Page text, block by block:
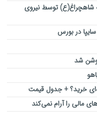
توسط نیروی
در بورس
شد
خرید؟ + جدول قیمت
مالی را آرام نمی‌کند